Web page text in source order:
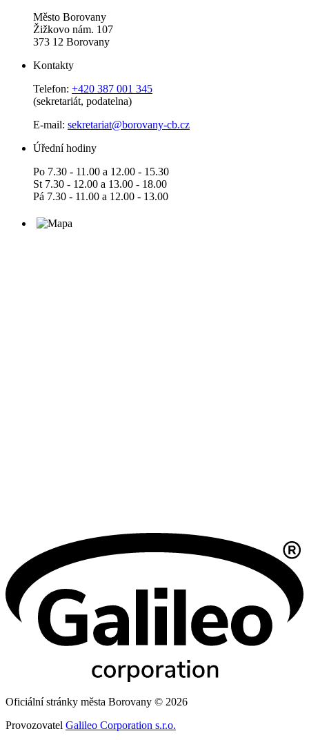
Město Borovany
Žižkovo nám. 107
373 12 Borovany
Kontakty
Telefon: +420 387 001 345
(sekretariát, podatelna)
E-mail: sekretariat@borovany-cb.cz
Úřední hodiny
Po 7.30 - 11.00 a 12.00 - 15.30
St 7.30 - 12.00 a 13.00 - 18.00
Pá 7.30 - 11.00 a 12.00 - 13.00
Oficiální stránky města Borovany © 2026
Provozovatel Galileo Corporation s.r.o.